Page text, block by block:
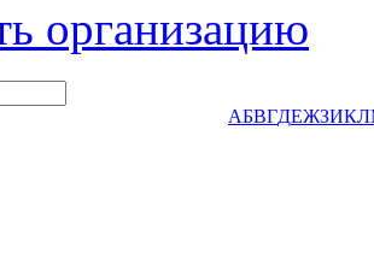
организацию
АБВГДЕЖЗИКЛ